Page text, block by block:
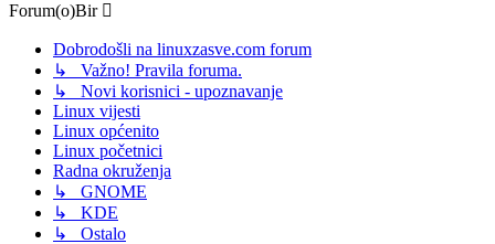
Forum(o)Bir
Dobrodošli na linuxzasve.com forum
↳ Važno! Pravila foruma.
↳ Novi korisnici - upoznavanje
Linux vijesti
Linux općenito
Linux početnici
Radna okruženja
↳ GNOME
↳ KDE
↳ Ostalo